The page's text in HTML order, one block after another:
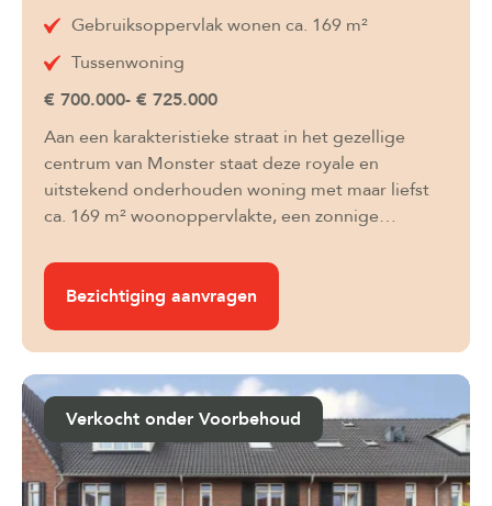
Gebruiksoppervlak wonen ca. 169 m²
Tussenwoning
€ 700.000- € 725.000
Aan een karakteristieke straat in het gezellige
centrum van Monster staat deze royale en
uitstekend onderhouden woning met maar liefst
ca. 169 m² woonoppervlakte, een zonnige…
Bezichtiging aanvragen
Verkocht onder Voorbehoud